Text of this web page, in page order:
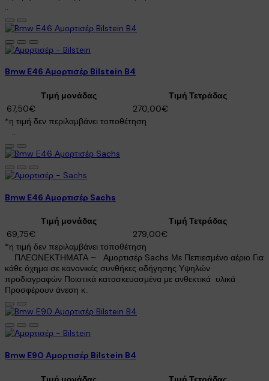
..
Bmw E46 Αμορτισέρ Bilstein B4
Τιμή μονάδας
Τιμή Τετράδας
67,50€
270,00€
*η τιμή δεν περιλαμβάνει τοποθέτηση
..
Bmw E46 Αμορτισέρ Sachs
Τιμή μονάδας
Τιμή Τετράδας
69,75€
279,00€
*η τιμή δεν περιλαμβάνει τοποθέτηση
ΠΛΕΟΝΕΚΤΗΜΑΤΑ – Αμορτισέρ Sachs Με Πεπιεσμένο αέριο Για
κάθε όχημα σε κανονικές συνθήκες οδήγησης Υψηλών
προδιαγραφών Ποιοτικά κατασκευασμένα με ανθεκτικά υλικά
Προσφέρουν άνεση κ..
Bmw E90 Αμορτισέρ Bilstein B4